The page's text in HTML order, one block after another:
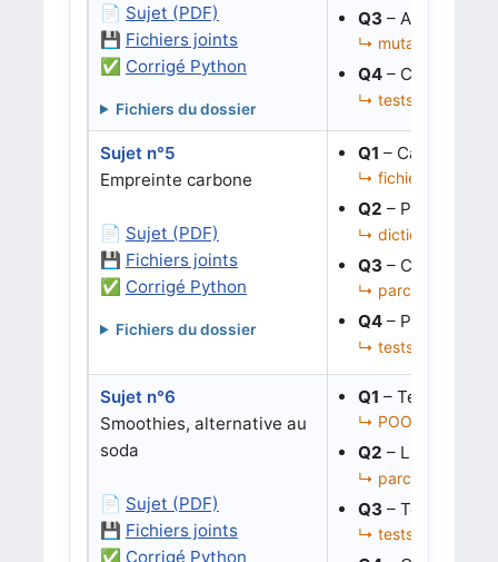
📄 Sujet (PDF)
💾 Fichiers joints
✅ Corrigé Python
Fichiers du dossier
Q3 – Analyser le
↳ mutation de
Q4 – Corriger la
↳ tests, parcours
Sujet n°5
Empreinte carbone
📄 Sujet (PDF)
💾 Fichiers joints
✅ Corrigé Python
Fichiers du dossier
Q1 – Calculer
↳ fichier JSON,
Q2 – Parcourir
↳ dictionnaires
Q3 – Corriger
↳ parcours
Q4 – Proposer
↳ tests, structures
Sujet n°6
Smoothies, alternative au
soda
📄 Sujet (PDF)
💾 Fichiers joints
✅ Corrigé Python
Q1 – Tester si
↳ POO,
Q2 – Lister tous
↳ parcours de
Q3 – Tester un
↳ tests,